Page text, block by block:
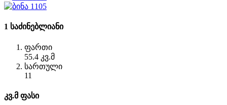
1 საძინებლიანი
ფართი
55.4 კვ.მ
სართული
11
კვ.მ ფასი